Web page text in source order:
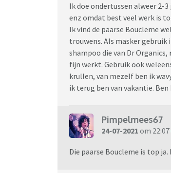
Ik doe ondertussen alweer 2-
enz omdat best veel werk is
Ik vind de paarse Boucleme
trouwens. Als masker
shampoo die van Dr
fijn werkt. Gebruik ook
krullen, van mezelf ben ik
ik terug ben van vakantie. Ben
Pimpelmees67
24-07-2021 om 22:07
Die paarse Boucleme is top